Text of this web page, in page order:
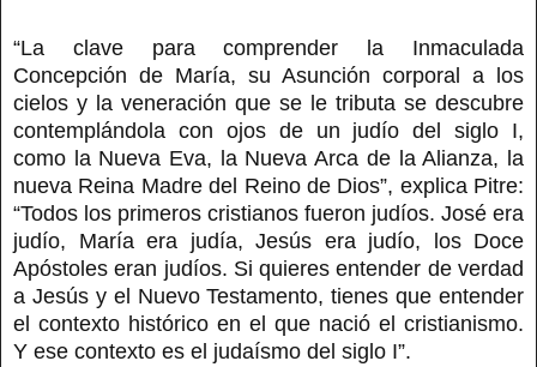
“La clave para comprender la Inmaculada
Concepción de María, su Asunción corporal a los
cielos y la veneración que se le tributa se descubre
contemplándola con ojos de un judío del siglo I,
como la Nueva Eva, la Nueva Arca de la Alianza, la
nueva Reina Madre del Reino de Dios”, explica Pitre:
“Todos los primeros cristianos fueron judíos. José era
judío, María era judía, Jesús era judío, los Doce
Apóstoles eran judíos. Si quieres entender de verdad
a Jesús y el Nuevo Testamento, tienes que entender
el contexto histórico en el que nació el cristianismo.
Y ese contexto es el judaísmo del siglo I”.